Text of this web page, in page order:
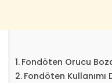
Fondöten Orucu
Fondöten Kullanımı